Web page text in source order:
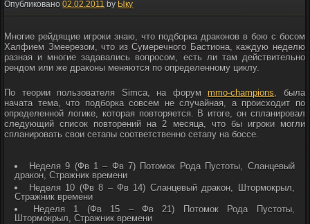
Опубликовано 02.02.2011 by Ыку
Многие рейдящие игроки знаю, что подборка драконов в бою с босом
Халфием Змеерезом, что из Сумеречного Бастиона, каждую неделю
разная и многие задавались вопросом, есть ли там действительно
рендом или же драконы меняются по определенному циклу.
По теории пользователя Simca, на форумmmo-champions, была
начата тема, что подборка совсем не случайная, а происходит по
определенной логике, которая повторяется. В итоге, он спланировал
следующий список повторений на 2 месяца, что бы игроки могли
спланировать свои сетапы соответственно сетапу на боссе.
Неделя 9 (Фв 1 – Фв 7) Потомок Рода Пустоты, Сланцевый
дракон, Стражник времени
Неделя 10 (Фв 8 – Фв 14) Сланцевый дракон, Штормокрыл,
Стражник времени
Неделя 1 (Фв 15 – Фв 21) Потомок Рода Пустоты,
Штормокрыл, Стражник времени